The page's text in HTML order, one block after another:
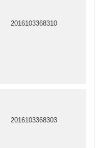
2016103368303
2016103368310